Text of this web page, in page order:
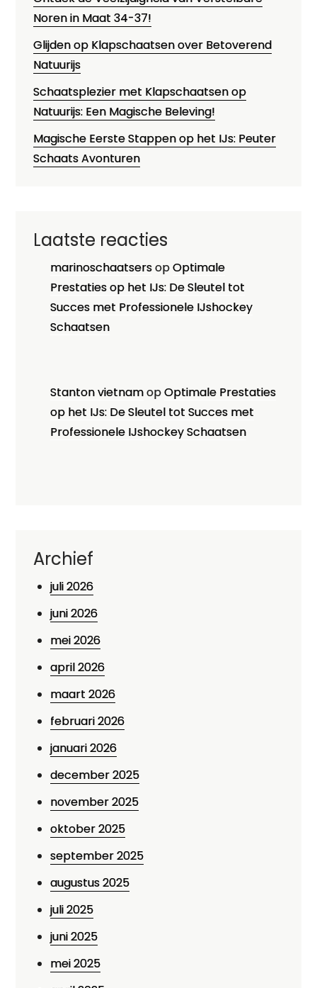
Noren in Maat 34-37!
Glijden op Klapschaatsen over Betoverend
Natuurijs
Schaatsplezier met Klapschaatsen op
Natuurijs: Een Magische Beleving!
Magische Eerste Stappen op het IJs: Peuter
Schaats Avonturen
Laatste reacties
marinoschaatsersopOptimale
Prestaties op het IJs: De Sleutel tot
Succes met Professionele IJshockey
Schaatsen
Stanton vietnamopOptimale Prestaties
op het IJs: De Sleutel tot Succes met
Professionele IJshockey Schaatsen
Archief
juli 2026
juni 2026
mei 2026
april 2026
maart 2026
februari 2026
januari 2026
december 2025
november 2025
oktober 2025
september 2025
augustus 2025
juli 2025
juni 2025
mei 2025